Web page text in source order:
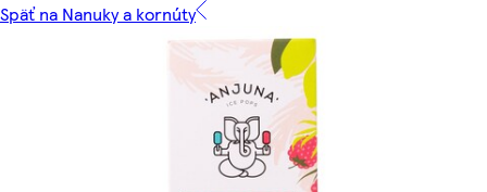
Späť na Nanuky a kornúty